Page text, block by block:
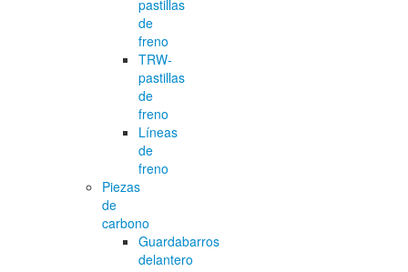
pastillas
de
freno
TRW-
pastillas
de
freno
Líneas
de
freno
Piezas
de
carbono
Guardabarros
delantero